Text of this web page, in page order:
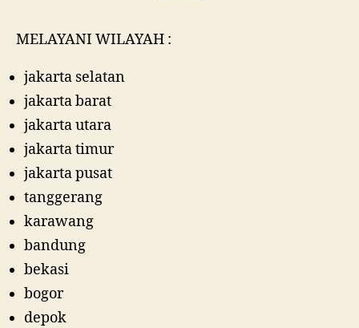
MELAYANI WILAYAH :
jakarta selatan
jakarta barat
jakarta utara
jakarta timur
jakarta pusat
tanggerang
karawang
bandung
bekasi
bogor
depok